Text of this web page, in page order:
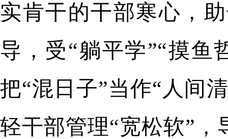
实肯干的干部寒心，
导，受“躺平学”“摸鱼
把“混日子”当作“人间
轻干部管理“宽松软”